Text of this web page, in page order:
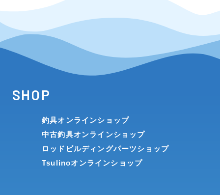
SHOP
釣具オンラインショップ
中古釣具オンラインショップ
ロッドビルディングパーツショップ
Tsulinoオンラインショップ